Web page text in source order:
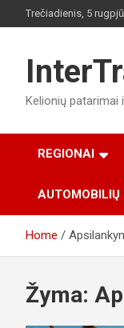
to
Trečiadienis, 5
Kelionių patarimai
REGIONAI
AUTOMOBILIŲ
Home
Žyma: